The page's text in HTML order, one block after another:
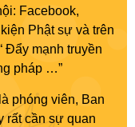
Facebook,
Phật sự và trên
Đẩy mạnh truyền
pháp …”
phóng viên, Ban
rất cần sự quan